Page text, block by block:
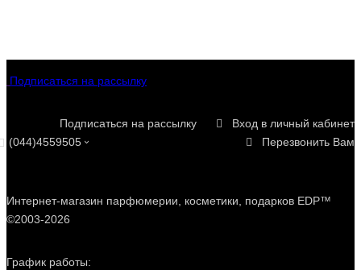
Подписаться на рассылку
Подписаться на рассылку
Вход в личный кабинет
Перезвонить Вам
(044)4559505
Интернет-магазин парфюмерии, косметики, подарков EDP™
©2003-2026
График работы: